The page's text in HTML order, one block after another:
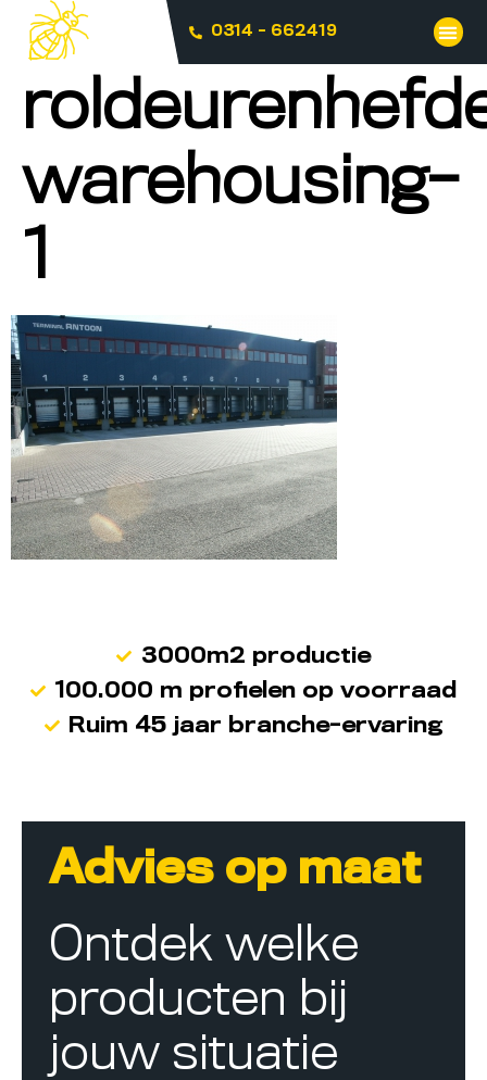
0314 - 662419
warehousing-
3000m2 productie
100.000 m profielen op voorraad
Ruim 45 jaar branche-ervaring
Advies op maat
Ontdek welke
producten bij
jouw situatie